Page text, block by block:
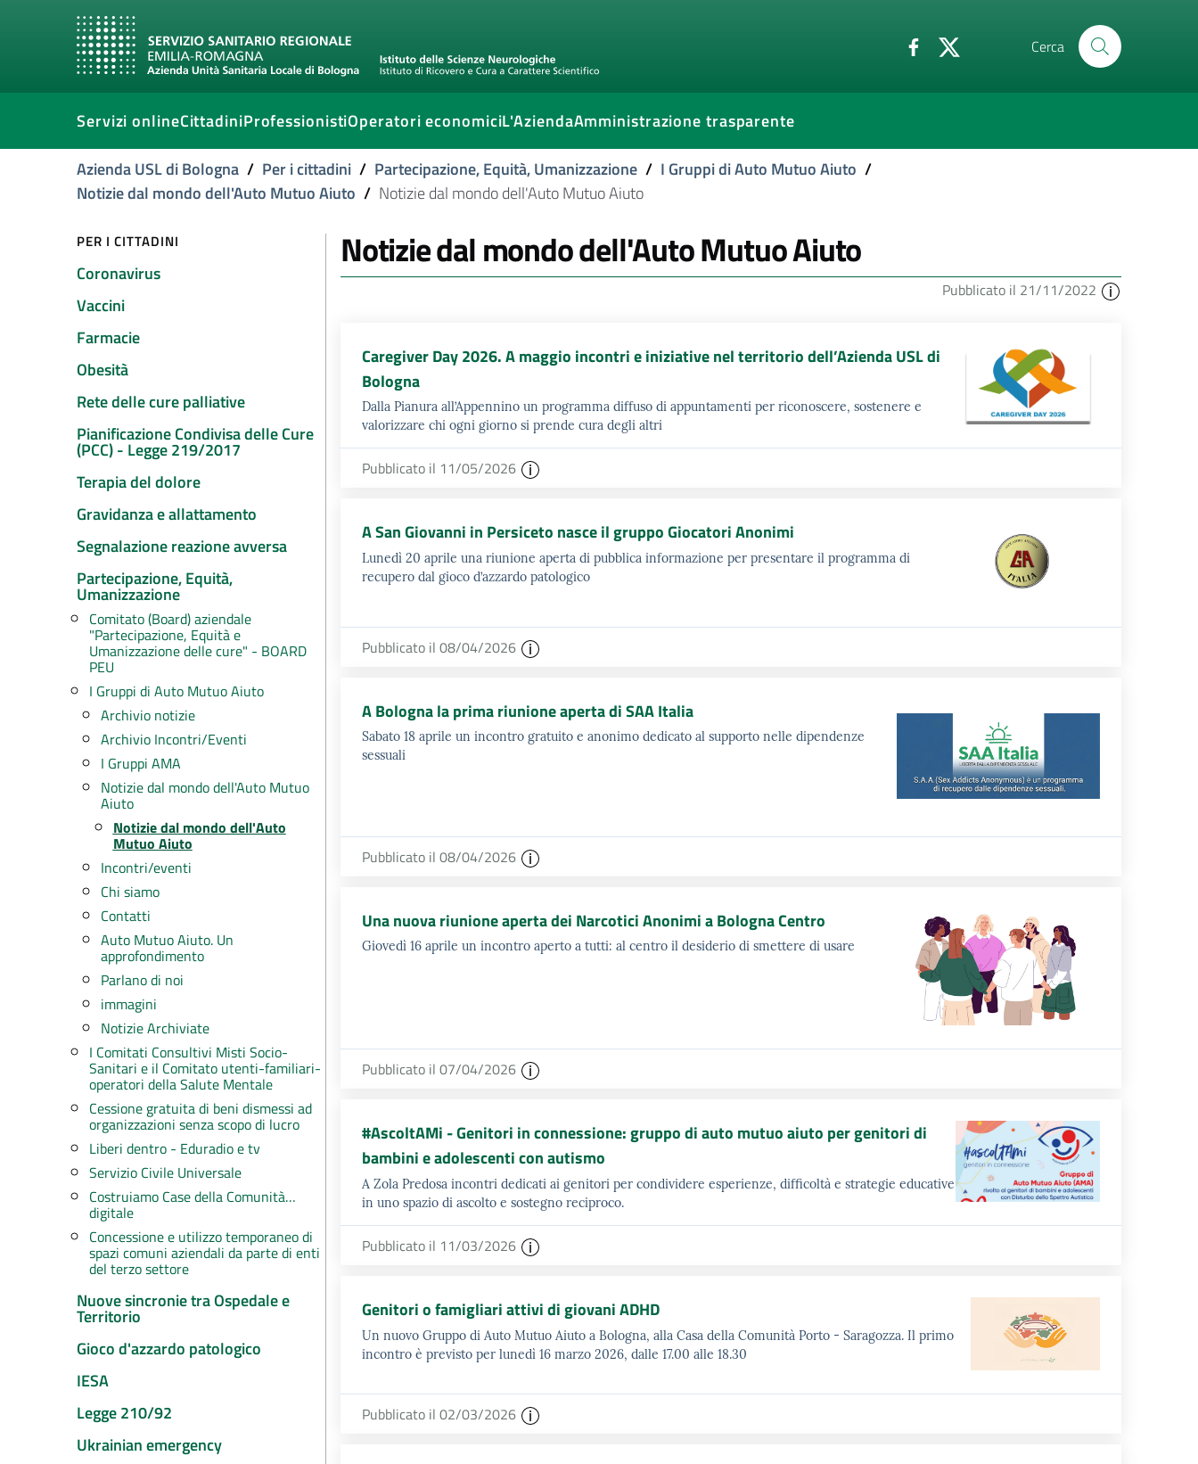
Cerca
Servizi onlineCittadiniProfessionistiOperatori economiciL'AziendaAmministrazione trasparente
Azienda USL di Bologna / Per i cittadini / Partecipazione, Equità, Umanizzazione / I Gruppi di Auto Mutuo Aiuto /
Notizie dal mondo dell'Auto Mutuo Aiuto / Notizie dal mondo dell'Auto Mutuo Aiuto
PER I CITTADINI
Coronavirus
Vaccini
Farmacie
Obesità
Rete delle cure palliative
Pianificazione Condivisa delle Cure
(PCC) - Legge 219/2017
Terapia del dolore
Gravidanza e allattamento
Segnalazione reazione avversa
Partecipazione, Equità,
Umanizzazione
Comitato (Board) aziendale
"Partecipazione, Equità e
Umanizzazione delle cure" - BOARD
PEU
I Gruppi di Auto Mutuo Aiuto
Archivio notizie
Archivio Incontri/Eventi
I Gruppi AMA
Notizie dal mondo dell'Auto Mutuo
Aiuto
Notizie dal mondo dell'Auto
Mutuo Aiuto
Incontri/eventi
Chi siamo
Contatti
Auto Mutuo Aiuto. Un
approfondimento
Parlano di noi
immagini
Notizie Archiviate
I Comitati Consultivi Misti Socio-
Sanitari e il Comitato utenti-familiari-
operatori della Salute Mentale
Cessione gratuita di beni dismessi ad
organizzazioni senza scopo di lucro
Liberi dentro - Eduradio e tv
Servizio Civile Universale
Costruiamo Case della Comunità…
digitale
Concessione e utilizzo temporaneo di
spazi comuni aziendali da parte di enti
del terzo settore
Nuove sincronie tra Ospedale e
Territorio
Gioco d'azzardo patologico
IESA
Legge 210/92
Ukrainian emergency
Notizie dal mondo dell'Auto Mutuo Aiuto
Pubblicato il 21/11/2022
Caregiver Day 2026. A maggio incontri e iniziative nel territorio dell’Azienda USL di
Bologna
Dalla Pianura all’Appennino un programma diffuso di appuntamenti per riconoscere, sostenere e
valorizzare chi ogni giorno si prende cura degli altri
Pubblicato il 11/05/2026
A San Giovanni in Persiceto nasce il gruppo Giocatori Anonimi
Lunedì 20 aprile una riunione aperta di pubblica informazione per presentare il programma di
recupero dal gioco d’azzardo patologico
Pubblicato il 08/04/2026
A Bologna la prima riunione aperta di SAA Italia
Sabato 18 aprile un incontro gratuito e anonimo dedicato al supporto nelle dipendenze
sessuali
Pubblicato il 08/04/2026
Una nuova riunione aperta dei Narcotici Anonimi a Bologna Centro
Giovedì 16 aprile un incontro aperto a tutti: al centro il desiderio di smettere di usare
Pubblicato il 07/04/2026
#AscoltAMi - Genitori in connessione: gruppo di auto mutuo aiuto per genitori di
bambini e adolescenti con autismo
A Zola Predosa incontri dedicati ai genitori per condividere esperienze, difficoltà e strategie educative
in uno spazio di ascolto e sostegno reciproco.
Pubblicato il 11/03/2026
Genitori o famigliari attivi di giovani ADHD
Un nuovo Gruppo di Auto Mutuo Aiuto a Bologna, alla Casa della Comunità Porto - Saragozza. Il primo
incontro è previsto per lunedì 16 marzo 2026, dalle 17.00 alle 18.30
Pubblicato il 02/03/2026